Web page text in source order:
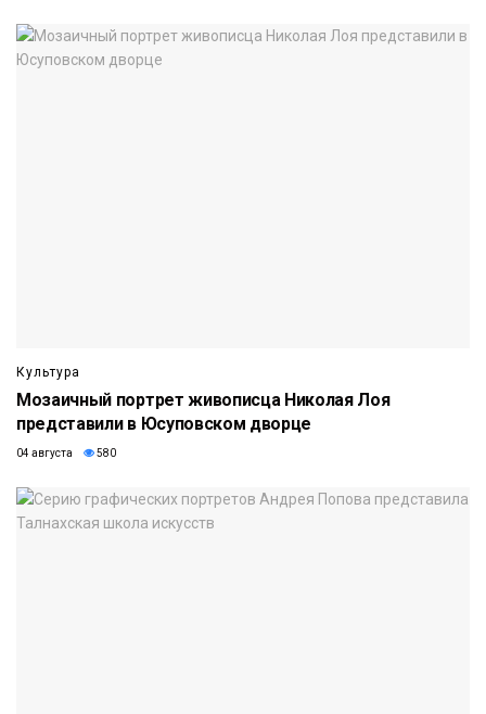
Культура
Мозаичный портрет живописца Николая Лоя
представили в Юсуповском дворце
04 августа 580